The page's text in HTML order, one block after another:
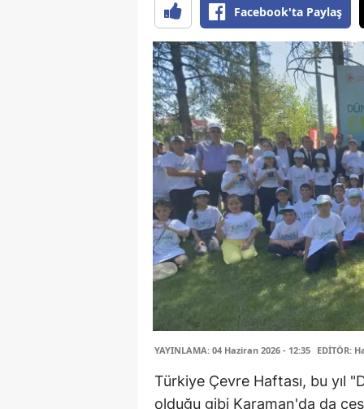
Facebook'ta Paylaş
YAYINLAMA: 04 Haziran 2026 - 12:35 EDİTÖR:
Türkiye Çevre Haftası, bu yıl
olduğu gibi Karaman'da da